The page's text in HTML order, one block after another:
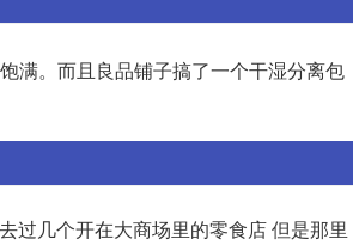
满。而且良品铺子搞了一个干湿分离包
过几个开在大商场里的零食店 但是那里